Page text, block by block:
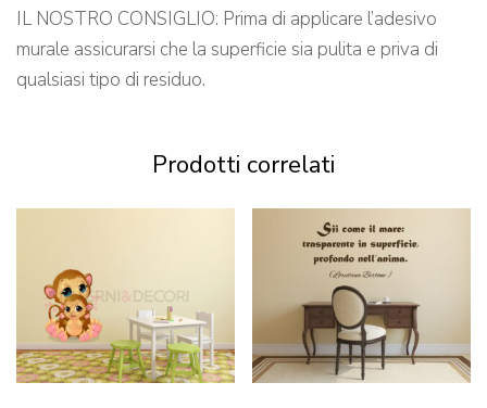
IL NOSTRO CONSIGLIO: Prima di applicare l’adesivo
murale assicurarsi che la superficie sia pulita e priva di
qualsiasi tipo di residuo.
Prodotti correlati